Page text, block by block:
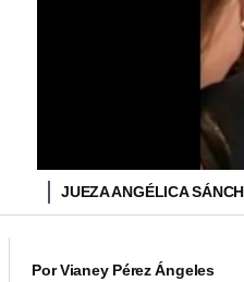
JUEZA ANGÉLICA
PorVianey Pérez Ángeles